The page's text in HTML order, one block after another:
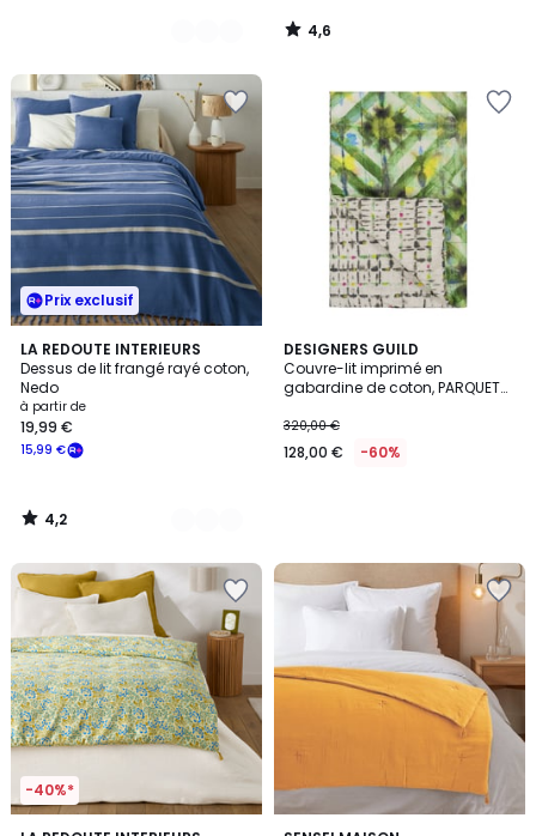
4,6
/
Prix exclusif
LA REDOUTE INTERIEURS
Dessus de lit frangé rayé coton,
Nedo
à partir de
15,99 €
19,99 €
4,2
/ 5
3
Couleurs
4,2
/
DESIGNERS GUILD
Couvre-lit imprimé en
gabardine de coton, PARQUET
320,00 €
128,00 € -60%
-40%*